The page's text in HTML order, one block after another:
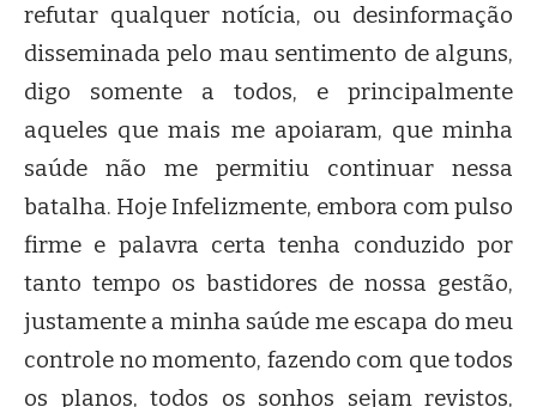
refutar qualquer notícia, ou desinformação
disseminada pelo mau sentimento de alguns,
digo somente a todos, e principalmente
aqueles que mais me apoiaram, que minha
saúde não me permitiu continuar nessa
batalha. Hoje Infelizmente, embora com pulso
firme e palavra certa tenha conduzido por
tanto tempo os bastidores de nossa gestão,
justamente a minha saúde me escapa do meu
controle no momento, fazendo com que todos
os planos, todos os sonhos sejam revistos,